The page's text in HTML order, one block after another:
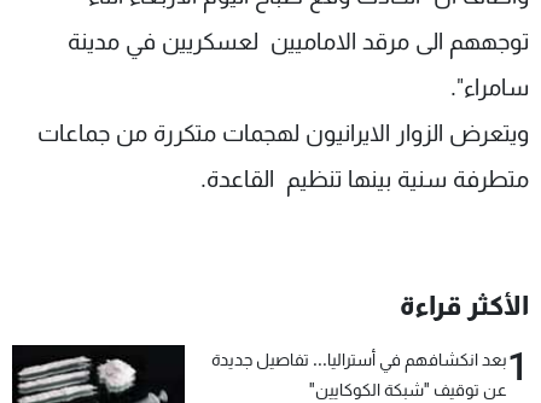
توجههم الى مرقد الاماميين لعسكريين في مدينة
سامراء".
ويتعرض الزوار الايرانيون لهجمات متكررة من جماعات
متطرفة سنية بينها تنظيم القاعدة.
الأكثر قراءة
1بعد انكشافهم في أستراليا... تفاصيل جديدة
عن توقيف "شبكة الكوكايين"